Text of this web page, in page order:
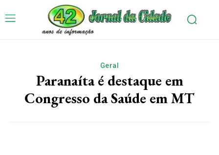
Geral
Paranaíta é destaque em
Congresso da Saúde em MT